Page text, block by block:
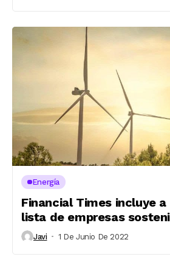
Energía
Financial Times incluye a
lista de empresas
Javi 1 De Junio De 2022